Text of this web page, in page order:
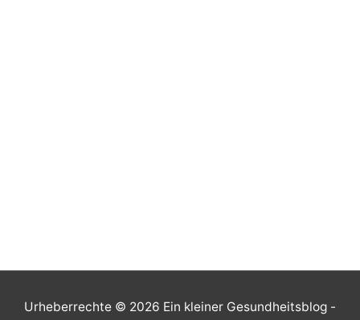
Urheberrechte © 2026 Ein kleiner Gesundheitsblog -